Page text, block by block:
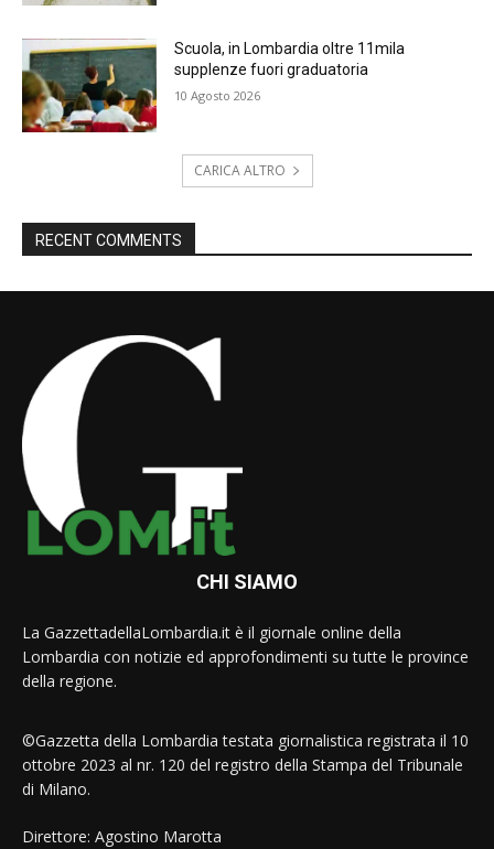
Scuola, in Lombardia oltre 11mila
supplenze fuori graduatoria
10 Agosto 2026
CARICA ALTRO
RECENT COMMENTS
CHI SIAMO
La GazzettadellaLombardia.it è il giornale online della
Lombardia con notizie ed approfondimenti su tutte le province
della regione.
©Gazzetta della Lombardia testata giornalistica registrata il 10
ottobre 2023 al nr. 120 del registro della Stampa del Tribunale
di Milano.
Direttore: Agostino Marotta